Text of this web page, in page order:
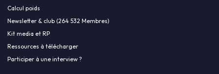
Calcul poids
Newsletter & club (264 532 Membres)
Kit media et RP
Ressources à télécharger
Participer à une interview ?